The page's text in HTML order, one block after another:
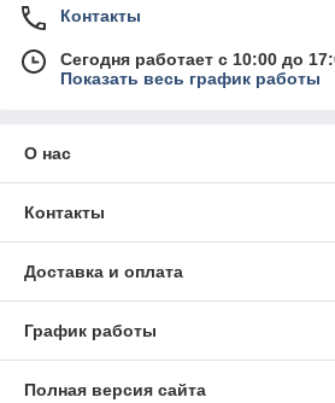
Контакты
Сегодня работает с 10:00 до
Показать весь график работы
О нас
Контакты
Доставка и оплата
График работы
Полная версия сайта